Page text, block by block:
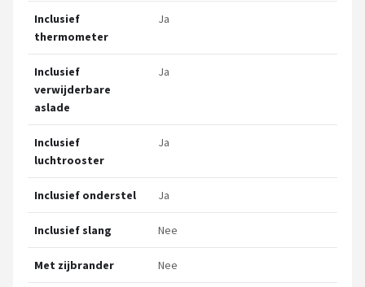
Inclusief
thermometer
Ja
Inclusief
verwijderbare
aslade
Ja
Inclusief
luchtrooster
Ja
Inclusief onderstel Ja
Inclusief slang Nee
Met zijbrander Nee